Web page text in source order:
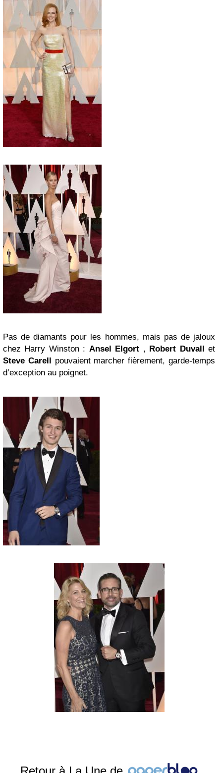
Pas de diamants pour les hommes, mais pas de jaloux
chez Harry Winston : Ansel Elgort , Robert Duvall et
Steve Carell pouvaient marcher fièrement, garde-temps
d’exception au poignet.